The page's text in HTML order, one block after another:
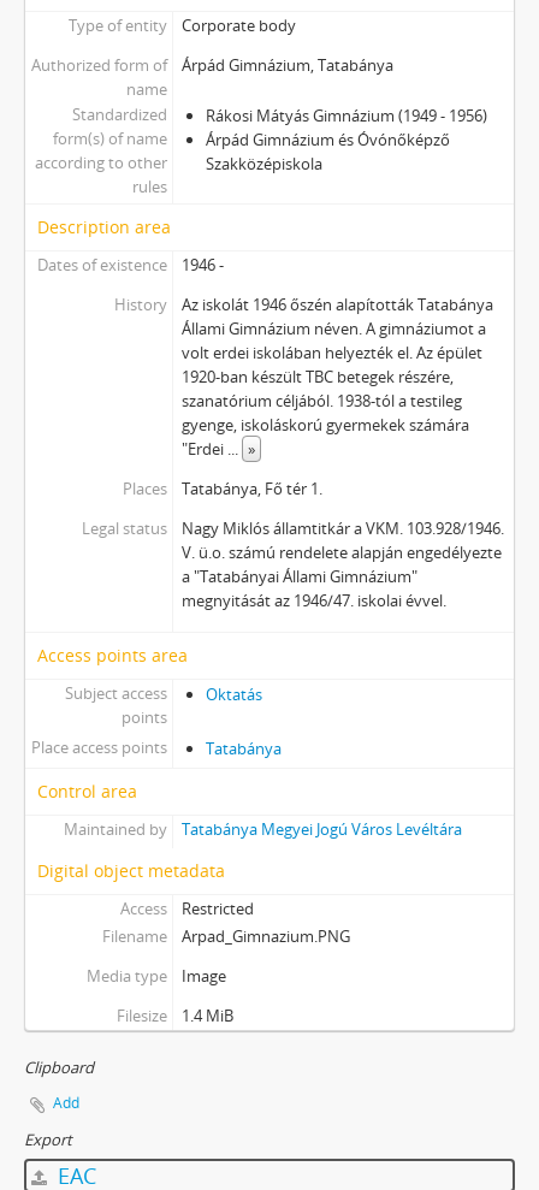
Type of entity
Corporate body
Authorized form of
name
Árpád Gimnázium, Tatabánya
Standardized
form(s) of name
according to other
rules
Rákosi Mátyás Gimnázium (1949 - 1956)
Árpád Gimnázium és Óvónőképző
Szakközépiskola
Description area
Dates of existence
1946 -
History
Az iskolát 1946 őszén alapították Tatabánya
Állami Gimnázium néven. A gimnáziumot a
volt erdei iskolában helyezték el. Az épület
1920-ban készült TBC betegek részére,
szanatórium céljából. 1938-tól a testileg
gyenge, iskoláskorú gyermekek számára
"Erdei ... »
Places
Tatabánya, Fő tér 1.
Legal status
Nagy Miklós államtitkár a VKM. 103.928/1946.
V. ü.o. számú rendelete alapján engedélyezte
a "Tatabányai Állami Gimnázium"
megnyitását az 1946/47. iskolai évvel.
Access points area
Subject access
points
Oktatás
Place access points Tatabánya
Control area
Maintained by Tatabánya Megyei Jogú Város Levéltára
Digital object metadata
Access
Restricted
Filename
Arpad_Gimnazium.PNG
Media type
Image
Filesize
1.4 MiB
Clipboard
Add
Export
EAC